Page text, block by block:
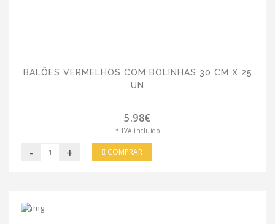
BALÕES VERMELHOS COM BOLINHAS 30 CM X 25
UN
5.98€
* IVA incluído
- + COMPRAR